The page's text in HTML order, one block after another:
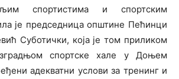
спортистима и спортским
је председница општине Пећинци
Суботички, која је том приликом
спортске хале у Доњем
адекватни услови за тренинг и